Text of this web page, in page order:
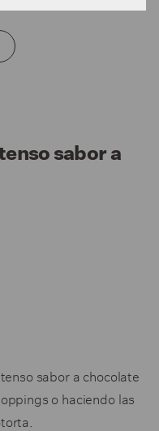
sabor a
sabor a chocolate
o haciendo las